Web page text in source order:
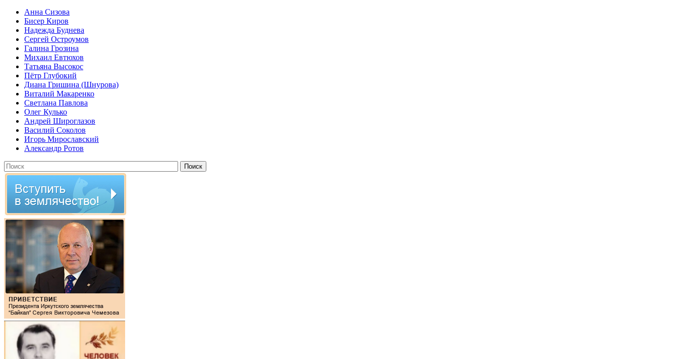
Анна Сизова
Бисер Киров
Надежда Буднева
Сергей Остроумов
Галина Грозина
Михаил Евтюхов
Татьяна Высокос
Пётр Глубокий
Диана Гришина (Шнурова)
Виталий Макаренко
Светлана Павлова
Олег Кулько
Андрей Широглазов
Василий Соколов
Игорь Мирославский
Александр Ротов